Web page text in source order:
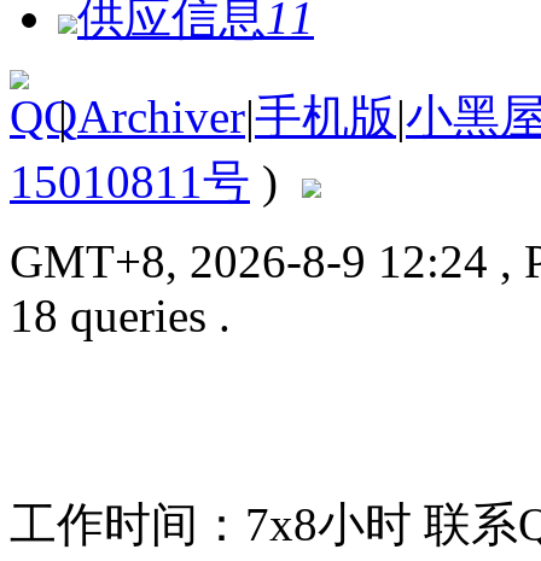
供应信息 11
| Archiver|手机版|小黑
15010811号 )
GMT+8, 2026-8-9 12:24 ,
18 queries .
工作时间：7x8小时 联系